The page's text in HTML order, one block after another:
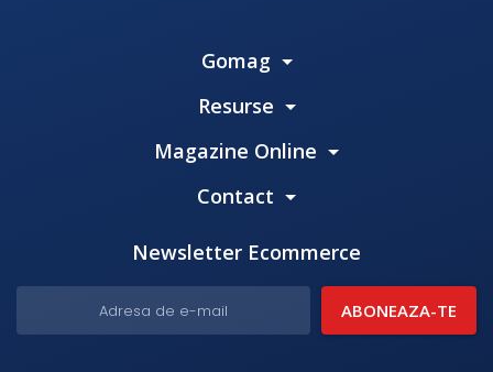
Gomag
Resurse
Magazine Online
Contact
Newsletter Ecommerce